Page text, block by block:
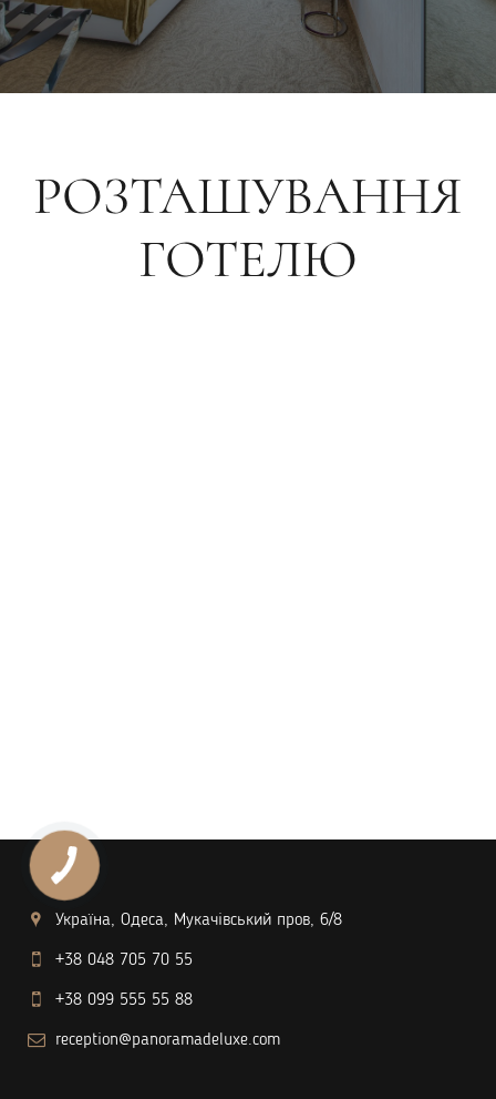
РОЗТАШУВАННЯ
ГОТЕЛЮ
Україна, Одеса, Мукачівський пров, 6/8
+38 048 705 70 55
+38 099 555 55 88
reception@panoramadeluxe.com